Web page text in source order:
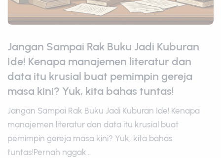
Jangan Sampai Rak Buku Jadi Kuburan
Ide! Kenapa manajemen literatur dan
data itu krusial buat pemimpin gereja
masa kini? Yuk, kita bahas tuntas!
Jangan Sampai Rak Buku Jadi Kuburan Ide! Kenapa
manajemen literatur dan data itu krusial buat
pemimpin gereja masa kini? Yuk, kita bahas
tuntas!Pernah nggak...